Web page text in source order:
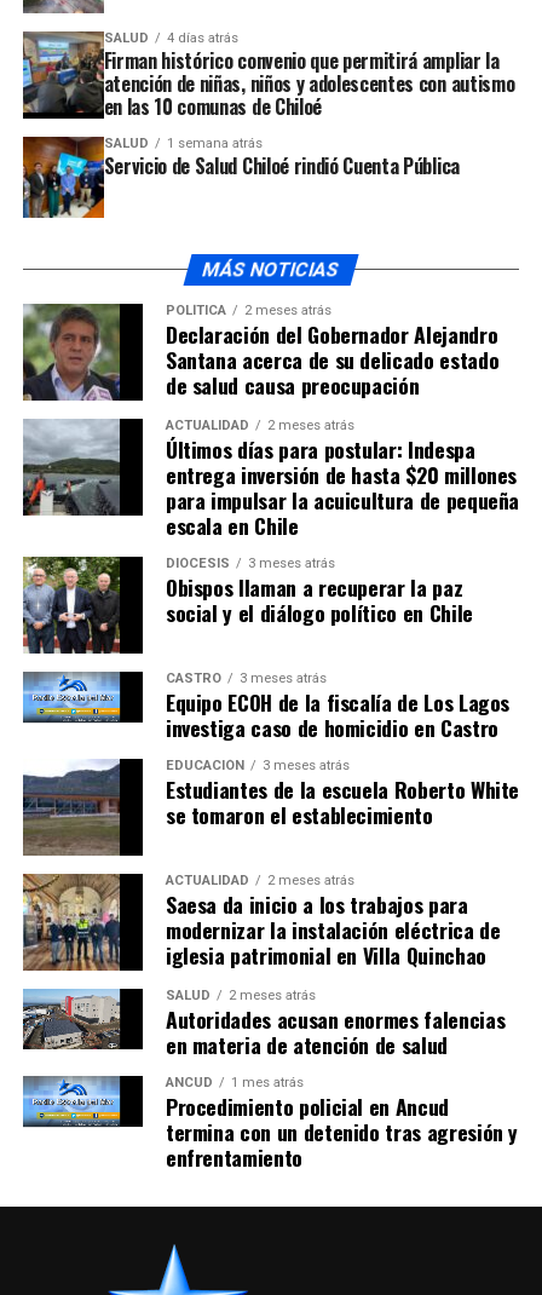
SALUD 4 días atrás
Firman histórico convenio que permitirá ampliar la
atención de niñas, niños y adolescentes con autismo
en las 10 comunas de Chiloé
SALUD 1 semana atrás
Servicio de Salud Chiloé rindió Cuenta Pública
MÁS NOTICIAS
POLÍTICA 2 meses atrás
Declaración del Gobernador Alejandro
Santana acerca de su delicado estado
de salud causa preocupación
ACTUALIDAD 2 meses atrás
Últimos días para postular: Indespa
entrega inversión de hasta $20 millones
para impulsar la acuicultura de pequeña
escala en Chile
DIÓCESIS 3 meses atrás
Obispos llaman a recuperar la paz
social y el diálogo político en Chile
CASTRO 3 meses atrás
Equipo ECOH de la fiscalía de Los Lagos
investiga caso de homicidio en Castro
EDUCACIÓN 3 meses atrás
Estudiantes de la escuela Roberto White
se tomaron el establecimiento
ACTUALIDAD 2 meses atrás
Saesa da inicio a los trabajos para
modernizar la instalación eléctrica de
iglesia patrimonial en Villa Quinchao
SALUD 2 meses atrás
Autoridades acusan enormes falencias
en materia de atención de salud
ANCUD 1 mes atrás
Procedimiento policial en Ancud
termina con un detenido tras agresión y
enfrentamiento